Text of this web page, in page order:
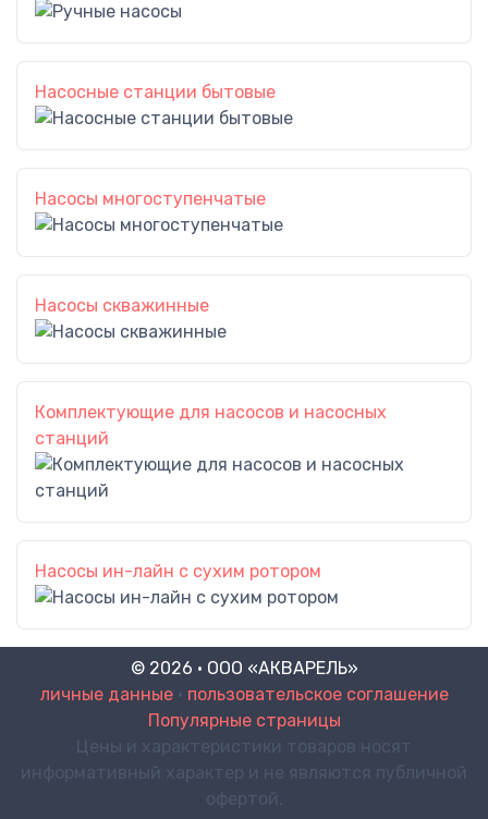
Насосные станции бытовые
Насосы многоступенчатые
Насосы скважинные
Комплектующие для насосов и насосных
станций
Насосы ин-лайн с сухим ротором
© 2026 · ООО «АКВАРЕЛЬ»
личные данные• пользовательское соглашение
Популярные страницы
Цены и характеристики товаров носят
информативный характер и не являются публичной
офертой.